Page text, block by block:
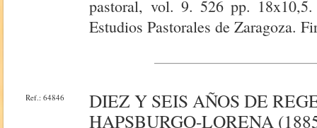
pastoral, vol. 9. 526 pp.
Estudios Pastorales de Zaragoza.
Ref.: 64846
DIEZ Y SEIS AÑOS DE
HAPSBURGO-LORENA